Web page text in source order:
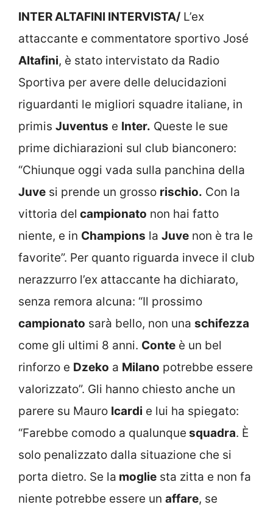
INTER ALTAFINI INTERVISTA/ L’ex
attaccante e commentatore sportivo José
Altafini, è stato intervistato da Radio
Sportiva per avere delle delucidazioni
riguardanti le migliori squadre italiane, in
primis Juventus e Inter. Queste le sue
prime dichiarazioni sul club bianconero:
“Chiunque oggi vada sulla panchina della
Juve si prende un grosso rischio. Con la
vittoria del campionato non hai fatto
niente, e in Champions la Juve non è tra le
favorite”. Per quanto riguarda invece il club
nerazzurro l’ex attaccante ha dichiarato,
senza remora alcuna: “Il prossimo
campionato sarà bello, non una schifezza
come gli ultimi 8 anni. Conte è un bel
rinforzo e Dzeko a Milano potrebbe essere
valorizzato”. Gli hanno chiesto anche un
parere su Mauro Icardi e lui ha spiegato:
“Farebbe comodo a qualunque squadra. È
solo penalizzato dalla situazione che si
porta dietro. Se la moglie sta zitta e non fa
niente potrebbe essere un affare, se